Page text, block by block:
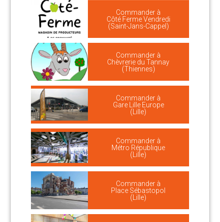
Commander à
Côté Ferme Vendredi
(Saint-Jans-Cappel)
Commander à
Chèvrerie du Tannay
(Thiennes)
Commander à
Gare Lille Europe
(Lille)
Commander à
Métro République
(Lille)
Commander à
Place Sébastopol
(Lille)